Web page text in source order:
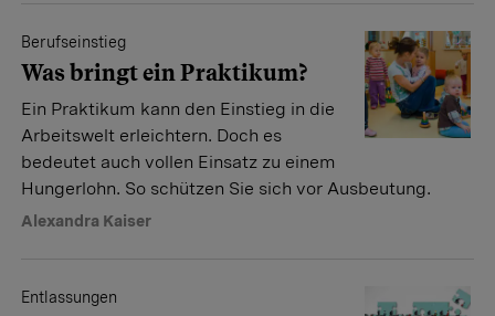
Berufseinstieg
Was bringt ein Praktikum?
Ein Praktikum kann den Einstieg in die
Arbeitswelt erleichtern. Doch es
bedeutet auch vollen Einsatz zu einem
Hungerlohn. So schützen Sie sich vor Ausbeutung.
Alexandra Kaiser
Entlassungen